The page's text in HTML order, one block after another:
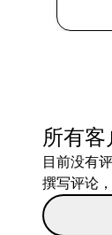
所有客
目前没有评
撰写评论